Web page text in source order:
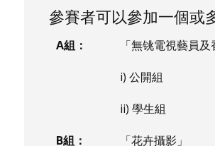
參賽者可以參加一個或
A組： 「無铫電視藝員
i) 公開組
ii) 學生組
B組： 「花卉攝影」